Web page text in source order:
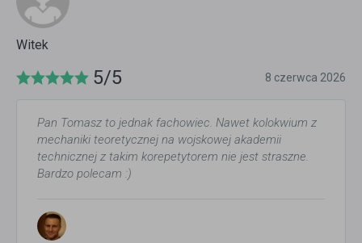
Witek
5/5 8 czerwca 2026
Pan Tomasz to jednak fachowiec. Nawet kolokwium z
mechaniki teoretycznej na wojskowej akademii
technicznej z takim korepetytorem nie jest straszne.
Bardzo polecam :)